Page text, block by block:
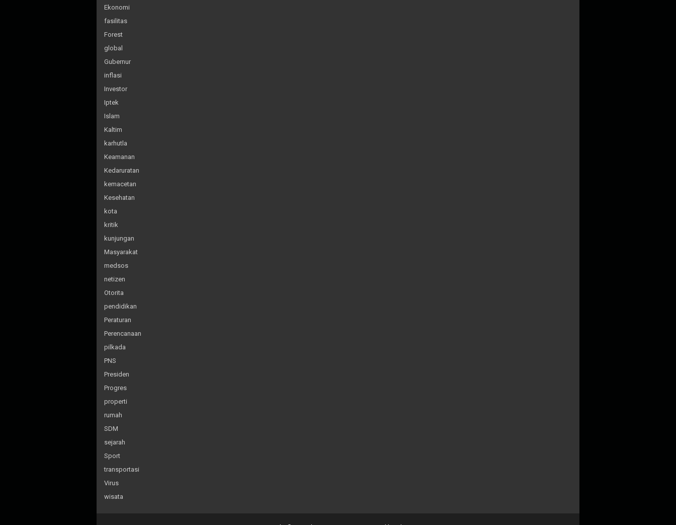
Ekonomi
fasilitas
Forest
global
Gubernur
inflasi
Investor
Iptek
Islam
Kaltim
karhutla
Keamanan
Kedaruratan
kemacetan
Kesehatan
kota
kritik
kunjungan
Masyarakat
medsos
netizen
Otorita
pendidikan
Peraturan
Perencanaan
pilkada
PNS
Presiden
Progres
properti
rumah
SDM
sejarah
Sport
transportasi
Virus
wisata